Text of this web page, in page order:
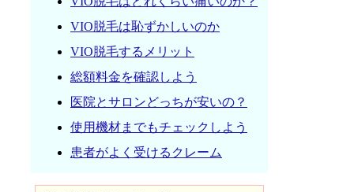
VIO脱毛は恥ずかしいのか
VIO脱毛するメリット
総額料金を確認しよう
医院とサロンどっちが安いの？
使用機材までもチェックしよう
患者がよく受けるクレーム